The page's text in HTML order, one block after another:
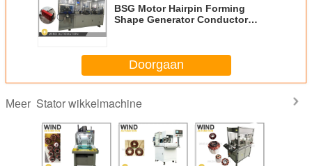
BSG Motor Hairpin Forming
Shape Generator Conductor
Doorgaan
Meer Stator wikkelmachine